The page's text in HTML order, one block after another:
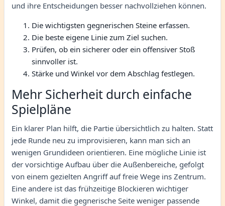
und ihre Entscheidungen besser nachvollziehen können.
Die wichtigsten gegnerischen Steine erfassen.
Die beste eigene Linie zum Ziel suchen.
Prüfen, ob ein sicherer oder ein offensiver Stoß
sinnvoller ist.
Stärke und Winkel vor dem Abschlag festlegen.
Mehr Sicherheit durch einfache
Spielpläne
Ein klarer Plan hilft, die Partie übersichtlich zu halten. Statt
jede Runde neu zu improvisieren, kann man sich an
wenigen Grundideen orientieren. Eine mögliche Linie ist
der vorsichtige Aufbau über die Außenbereiche, gefolgt
von einem gezielten Angriff auf freie Wege ins Zentrum.
Eine andere ist das frühzeitige Blockieren wichtiger
Winkel, damit die gegnerische Seite weniger passende